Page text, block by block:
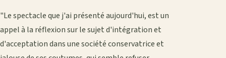
"Le spectacle que j'ai présenté aujourd'hui, est un
appel à la réflexion sur le sujet d'intégration et
d'acceptation dans une société conservatrice et